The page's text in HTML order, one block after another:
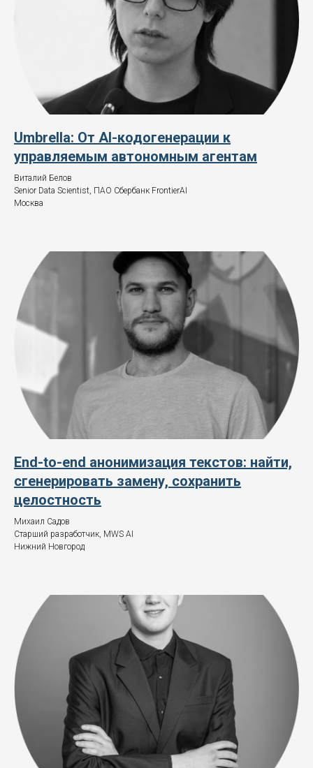
Umbrella: От AI-кодогенерации к
управляемым автономным агентам
Виталий Белов
Senior Data Scientist, ПАО Сбербанк FrontierAI
Москва
End-to-end анонимизация текстов: найти,
сгенерировать замену, сохранить
целостность
Михаил Садов
Старший разработчик, MWS AI
Нижний Новгород